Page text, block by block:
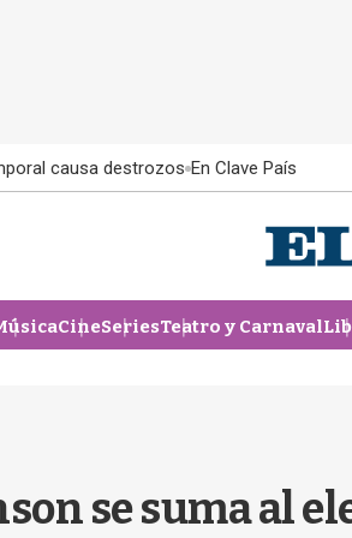
causa destrozos En Clave País
CineSeriesTeatro y Carnaval
se suma al